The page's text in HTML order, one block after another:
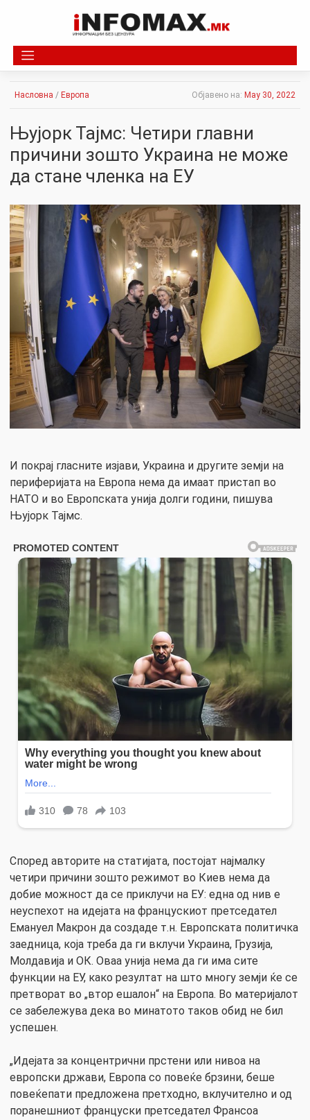
Насловна / Европа Објавено на: May 30, 2022
Њујорк Тајмс: Четири главни
причини зошто Украина не може
да стане членка на ЕУ
И покрај гласните изјави, Украина и другите земји на
периферијата на Европа нема да имаат пристап во
НАТО и во Европската унија долги години, пишува
Њујорк Тајмс.
Според авторите на статијата, постојат најмалку
четири причини зошто режимот во Киев нема да
добие можност да се приклучи на ЕУ: една од нив е
неуспехот на идејата на францускиот претседател
Емануел Макрон да создаде т.н. Европската политичка
заедница, која треба да ги вклучи Украина, Грузија,
Молдавија и ОК. Оваа унија нема да ги има сите
функции на ЕУ, како резултат на што многу земји ќе се
претворат во „втор ешалон“ на Европа. Во материјалот
се забележува дека во минатото таков обид не бил
успешен.
„Идејата за концентрични прстени или нивоа на
европски држави, Европа со повеќе брзини, беше
повеќепати предложена претходно, вклучително и од
поранешниот француски претседател Франсоа